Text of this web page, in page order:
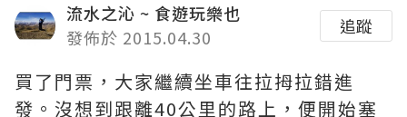
流水之沁 ~ 食遊玩樂也
發佈於 2015.04.30
追蹤
買了門票，大家繼續坐車往拉拇拉錯進
發。沒想到跟離40公里的路上，便開始塞